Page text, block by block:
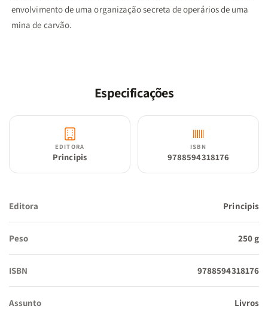
envolvimento de uma organização secreta de operários de uma
mina de carvão.
Especificações
EDITORA
Principis
ISBN
9788594318176
Editora Principis
Peso 250 g
ISBN 9788594318176
Assunto Livros